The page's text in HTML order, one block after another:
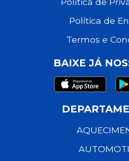
Política de
Termos e
BAIXE JÁ